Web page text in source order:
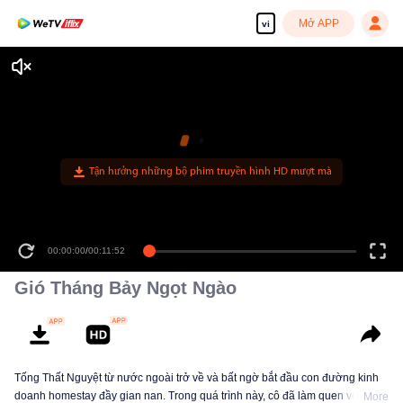
vi Mở APP
Tận hưởng những bộ phim truyền hình HD mượt mà
00:00:00/00:11:52
Gió Tháng Bảy Ngọt Ngào
Tống Thất Nguyệt từ nước ngoài trở về và bất ngờ bắt đầu con đường kinh
doanh homestay đầy gian nan. Trong quá trình này, cô đã làm quen với một
More